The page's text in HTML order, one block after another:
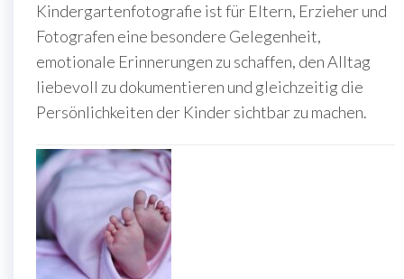
Kindergartenfotografie ist für Eltern, Erzieher und
Fotografen eine besondere Gelegenheit,
emotionale Erinnerungen zu schaffen, den Alltag
liebevoll zu dokumentieren und gleichzeitig die
Persönlichkeiten der Kinder sichtbar zu machen.